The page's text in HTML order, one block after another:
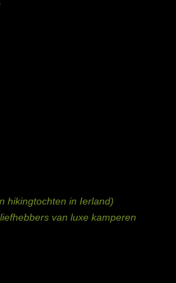
hikingtochten in Ierland)
van luxe kamperen